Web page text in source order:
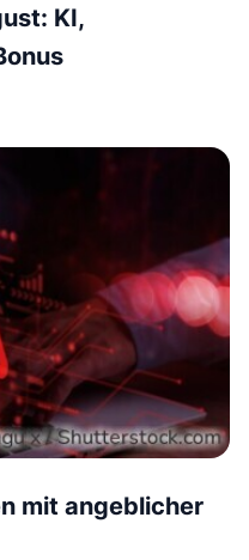
KI,
mit angeblicher